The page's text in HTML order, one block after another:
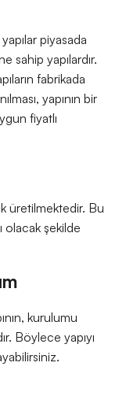
piyasada
sahip yapılardır.
fabrikada
yapının bir
fiyatlı
üretilmektedir. Bu
olacak şekilde
kurulumu
Böylece yapıyı